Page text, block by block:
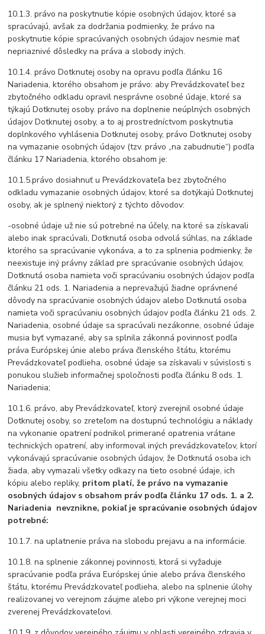
10.1.3. právo na poskytnutie kópie osobných údajov, ktoré sa
spracúvajú, avšak za dodržania podmienky, že právo na
poskytnutie kópie spracúvaných osobných údajov nesmie mať
nepriaznivé dôsledky na práva a slobody iných.
10.1.4. právo Dotknutej osoby na opravu podľa článku 16
Nariadenia, ktorého obsahom je právo: aby Prevádzkovateľ bez
zbytočného odkladu opravil nesprávne osobné údaje, ktoré sa
týkajú Dotknutej osoby. právo na doplnenie neúplných osobných
údajov Dotknutej osoby, a to aj prostredníctvom poskytnutia
doplnkového vyhlásenia Dotknutej osoby, právo Dotknutej osoby
na vymazanie osobných údajov (tzv. právo „na zabudnutie“) podľa
článku 17 Nariadenia, ktorého obsahom je:
10.1.5.právo dosiahnuť u Prevádzkovateľa bez zbytočného
odkladu vymazanie osobných údajov, ktoré sa dotýkajú Dotknutej
osoby, ak je splnený niektorý z týchto dôvodov:
-osobné údaje už nie sú potrebné na účely, na ktoré sa získavali
alebo inak spracúvali, Dotknutá osoba odvolá súhlas, na základe
ktorého sa spracúvanie vykonáva, a to za splnenia podmienky, že
neexistuje iný právny základ pre spracúvanie osobných údajov,
Dotknutá osoba namieta voči spracúvaniu osobných údajov podľa
článku 21 ods. 1. Nariadenia a neprevažujú žiadne oprávnené
dôvody na spracúvanie osobných údajov alebo Dotknutá osoba
namieta voči spracúvaniu osobných údajov podľa článku 21 ods. 2.
Nariadenia, osobné údaje sa spracúvali nezákonne, osobné údaje
musia byť vymazané, aby sa splnila zákonná povinnosť podľa
práva Európskej únie alebo práva členského štátu, ktorému
Prevádzkovateľ podlieha, osobné údaje sa získavali v súvislosti s
ponukou služieb informačnej spoločnosti podľa článku 8 ods. 1.
Nariadenia;
10.1.6. právo, aby Prevádzkovateľ, ktorý zverejnil osobné údaje
Dotknutej osoby, so zreteľom na dostupnú technológiu a náklady
na vykonanie opatrení podnikol primerané opatrenia vrátane
technických opatrení, aby informoval iných prevádzkovateľov, ktorí
vykonávajú spracúvanie osobných údajov, že Dotknutá osoba ich
žiada, aby vymazali všetky odkazy na tieto osobné údaje, ich
kópiu alebo repliky, pritom platí, že právo na vymazanie
osobných údajov s obsahom práv podľa článku 17 ods. 1. a 2.
Nariadenia nevznikne, pokiaľ je spracúvanie osobných údajov
potrebné:
10.1.7. na uplatnenie práva na slobodu prejavu a na informácie.
10.1.8. na splnenie zákonnej povinnosti, ktorá si vyžaduje
spracúvanie podľa práva Európskej únie alebo práva členského
štátu, ktorému Prevádzkovateľ podlieha, alebo na splnenie úlohy
realizovanej vo verejnom záujme alebo pri výkone verejnej moci
zverenej Prevádzkovateľovi.